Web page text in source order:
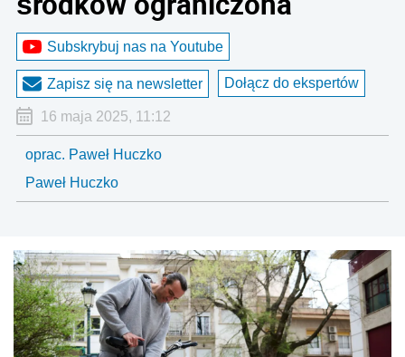
Subskrybuj nas na Youtube
Zapisz się na newsletter Dołącz do ekspertów
16 maja 2025, 11:12
oprac. Paweł Huczko
Paweł Huczko